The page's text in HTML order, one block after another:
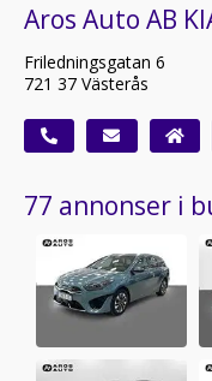
Aros Auto AB
Friledningsgatan 6
721 37 Västerås
77 annonser i